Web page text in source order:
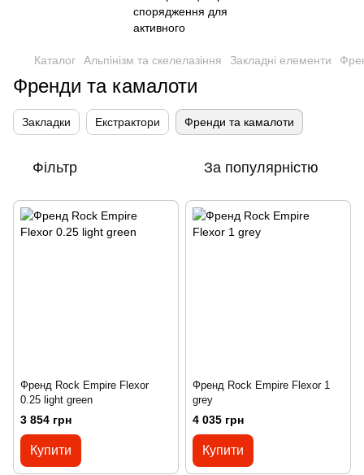
Каталог Альпінізм та скелелазіння Закладні елементи
Френди та камалоти
Закладки Екстрактори Френди та камалоти
Фільтр За популярністю
Френд Rock Empire Flexor
0.25 light green
3 854 грн
Купити
Френд Rock Empire Flexor 1
grey
4 035 грн
Купити